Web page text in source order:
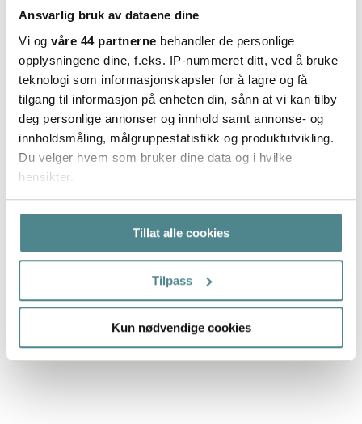
Ansvarlig bruk av dataene dine
Vi og våre 44 partnerne behandler de personlige
opplysningene dine, f.eks. IP-nummeret ditt, ved å bruke
teknologi som informasjonskapsler for å lagre og få
tilgang til informasjon på enheten din, sånn at vi kan tilby
deg personlige annonser og innhold samt annonse- og
innholdsmåling, målgruppestatistikk og produktutvikling.
Du velger hvem som bruker dine data og i hvilke
hensikter.
Hvis du gir oss lov, vil vi også gjerne:
Innhente informasjon om den geografiske
beliggenheten din, som kan være nøyaktig innenfor
Identifisere enheten din ved å aktivt skanne den
kan du lese om hvordan dine personlige
data behandles og hvordan du kan velge hvordan de skal
Tillat alle cookies
Tilpass
Kun nødvendige cookies